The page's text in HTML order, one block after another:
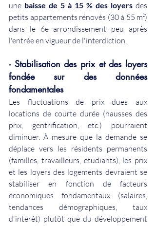
une baisse de 5 à 15 % des loyers des
petits appartements rénovés (30 à 55 m²)
dans le 6e arrondissement peu après
l'entrée en vigueur de l'interdiction.
- Stabilisation des prix et des loyers
fondée sur des données
fondamentales
Les fluctuations de prix dues aux
locations de courte durée (hausses des
prix, gentrification, etc.) pourraient
diminuer. À mesure que la demande se
déplace vers les résidents permanents
(familles, travailleurs, étudiants), les prix
et les loyers des logements devraient se
stabiliser en fonction de facteurs
économiques fondamentaux (salaires,
tendances démographiques, taux
d'intérêt) plutôt que du développement